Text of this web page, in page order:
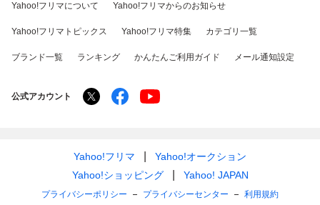
Yahoo!フリマについて Yahoo!フリマからのお知らせ
Yahoo!フリマトピックス Yahoo!フリマ特集 カテゴリ一覧
ブランド一覧 ランキング かんたんご利用ガイド メール通知設定
公式アカウント
Yahoo!フリマ
Yahoo!オークション
Yahoo!ショッピング
Yahoo! JAPAN
プライバシーポリシー プライバシーセンター 利用規約